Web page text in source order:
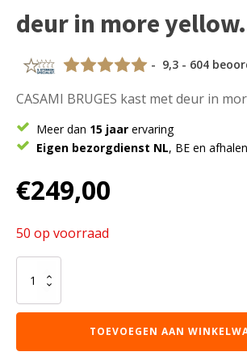
deur in more yellow.
- 9,3 - 604
CASAMI BRUGES kast met deur in
Meer dan 15 jaar ervaring
Eigen bezorgdienst NL, BE en afhalen
€249,00
50 op voorraad
BRUGES
kast
met
in
TOEVOEGEN AAN